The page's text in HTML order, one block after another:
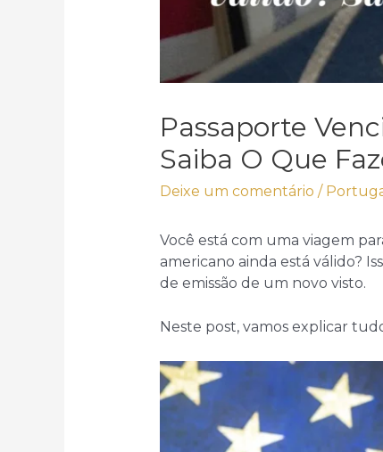
Passaporte
Saiba O Que
Deixe um comentário /
Você está com uma viagem
americano ainda está válido?
de emissão de um novo visto.
Neste post, vamos explicar